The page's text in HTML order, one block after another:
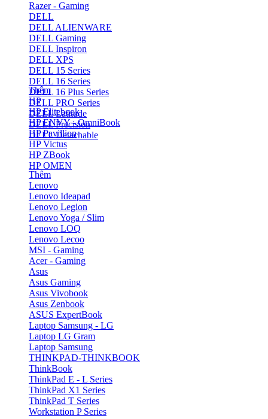
Razer - Gaming
DELL
DELL ALIENWARE
DELL Gaming
DELL Inspiron
DELL XPS
DELL 15 Series
DELL 16 Series
DELL 16 Plus Series
DELL PRO Series
DELL Latitude
DELL Precision
DELL Detachable
Thêm
HP
HP Elitebook
HP ENVY - OmniBook
HP Pavillion
HP Victus
HP ZBook
HP OMEN
Thêm
Lenovo
Lenovo Ideapad
Lenovo Legion
Lenovo Yoga / Slim
Lenovo LOQ
Lenovo Lecoo
MSI - Gaming
Acer - Gaming
Asus
Asus Gaming
Asus Vivobook
Asus Zenbook
ASUS ExpertBook
Laptop Samsung - LG
Laptop LG Gram
Laptop Samsung
THINKPAD-THINKBOOK
ThinkBook
ThinkPad E - L Series
ThinkPad X1 Series
ThinkPad T Series
Workstation P Series